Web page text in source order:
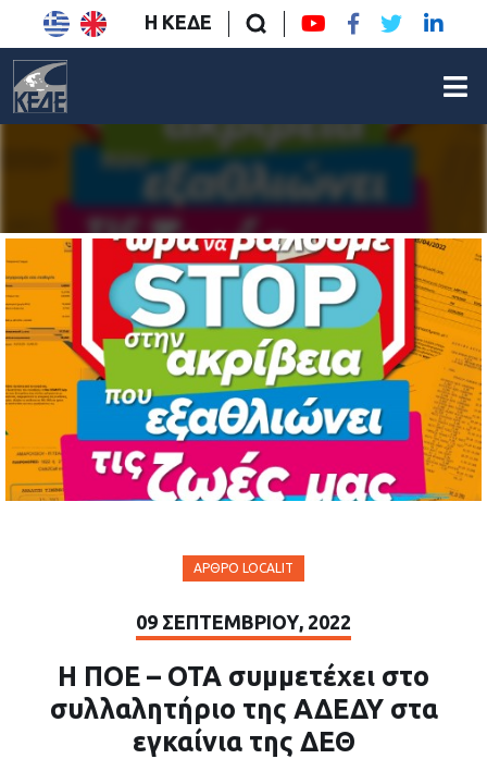
Η ΚΕΔΕ
ΆΡΘΡΟ LOCALIT
09 ΣΕΠΤΕΜΒΡΊΟΥ, 2022
Η ΠΟΕ – ΟΤΑ συμμετέχει στο
συλλαλητήριο της ΑΔΕΔΥ στα
εγκαίνια της ΔΕΘ